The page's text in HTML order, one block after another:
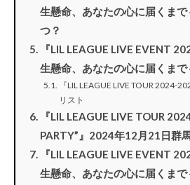
生懸命、あなたの心に届くま
つ？
『LIL LEAGUE LIVE EVENT
生懸命、あなたの心に届くま
『LIL LEAGUE LIVE TOUR 2024-
リスト
『LIL LEAGUE LIVE TOUR
PARTY”』2024年12月21日群
『LIL LEAGUE LIVE EVENT
生懸命、あなたの心に届くま